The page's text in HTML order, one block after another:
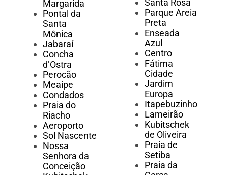
Margarida
Pontal da
Santa
Mônica
Jabaraí
Concha
d’Ostra
Perocão
Meaipe
Condados
Praia do
Riacho
Aeroporto
Sol Nascente
Nossa
Senhora da
Conceição
Santa Rosa
Parque Areia
Preta
Enseada
Azul
Centro
Fátima
Cidade
Jardim
Europa
Itapebuzinho
Lameirão
Kubitschek
de Oliveira
Praia de
Setiba
Praia da